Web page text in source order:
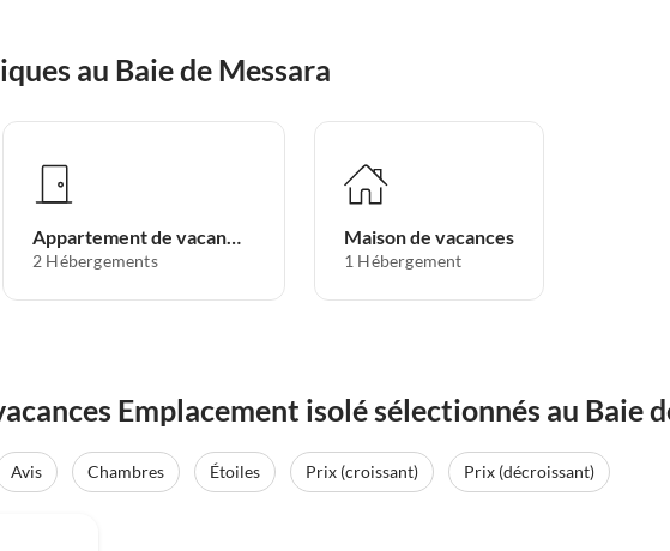
au Baie de Messara
Appartement de vacances
2 Hébergements
Maison de vacances
1 Hébergement
Emplacement isolé sélectionnés au Baie
Avis Chambres Étoiles Prix (croissant)
Prix (décroissant)